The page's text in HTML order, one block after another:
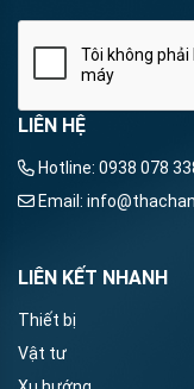
LIÊN HỆ
Hotline: 0938 078
Email:
LIÊN KẾT NHANH
Thiết bị
Vật tư